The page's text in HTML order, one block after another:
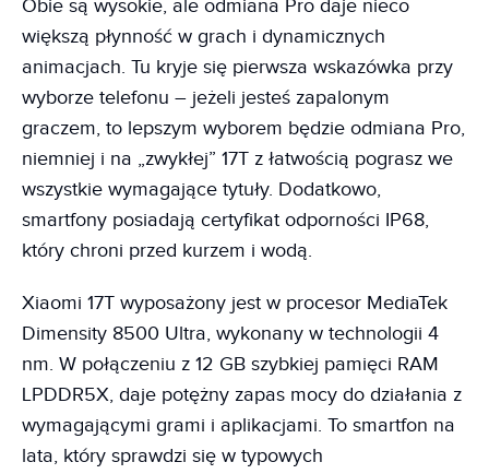
Obie są wysokie, ale odmiana Pro daje nieco
większą płynność w grach i dynamicznych
animacjach. Tu kryje się pierwsza wskazówka przy
wyborze telefonu – jeżeli jesteś zapalonym
graczem, to lepszym wyborem będzie odmiana Pro,
niemniej i na „zwykłej” 17T z łatwością pograsz we
wszystkie wymagające tytuły. Dodatkowo,
smartfony posiadają certyfikat odporności IP68,
który chroni przed kurzem i wodą.
Xiaomi 17T wyposażony jest w procesor MediaTek
Dimensity 8500 Ultra, wykonany w technologii 4
nm. W połączeniu z 12 GB szybkiej pamięci RAM
LPDDR5X, daje potężny zapas mocy do działania z
wymagającymi grami i aplikacjami. To smartfon na
lata, który sprawdzi się w typowych